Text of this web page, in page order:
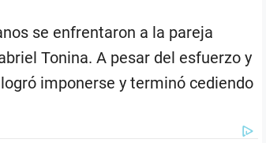
se enfrentaron a la pareja
Tonina. A pesar del esfuerzo y
imponerse y terminó cediendo